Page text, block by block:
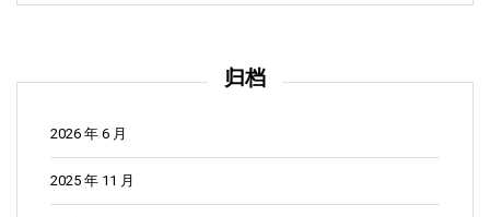
归档
2026 年 6 月
2025 年 11 月